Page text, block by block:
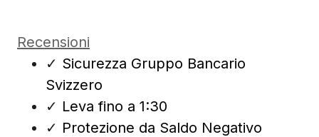
Recensioni
✓ Sicurezza Gruppo Bancario
Svizzero
✓ Leva fino a 1:30
✓ Protezione da Saldo Negativo